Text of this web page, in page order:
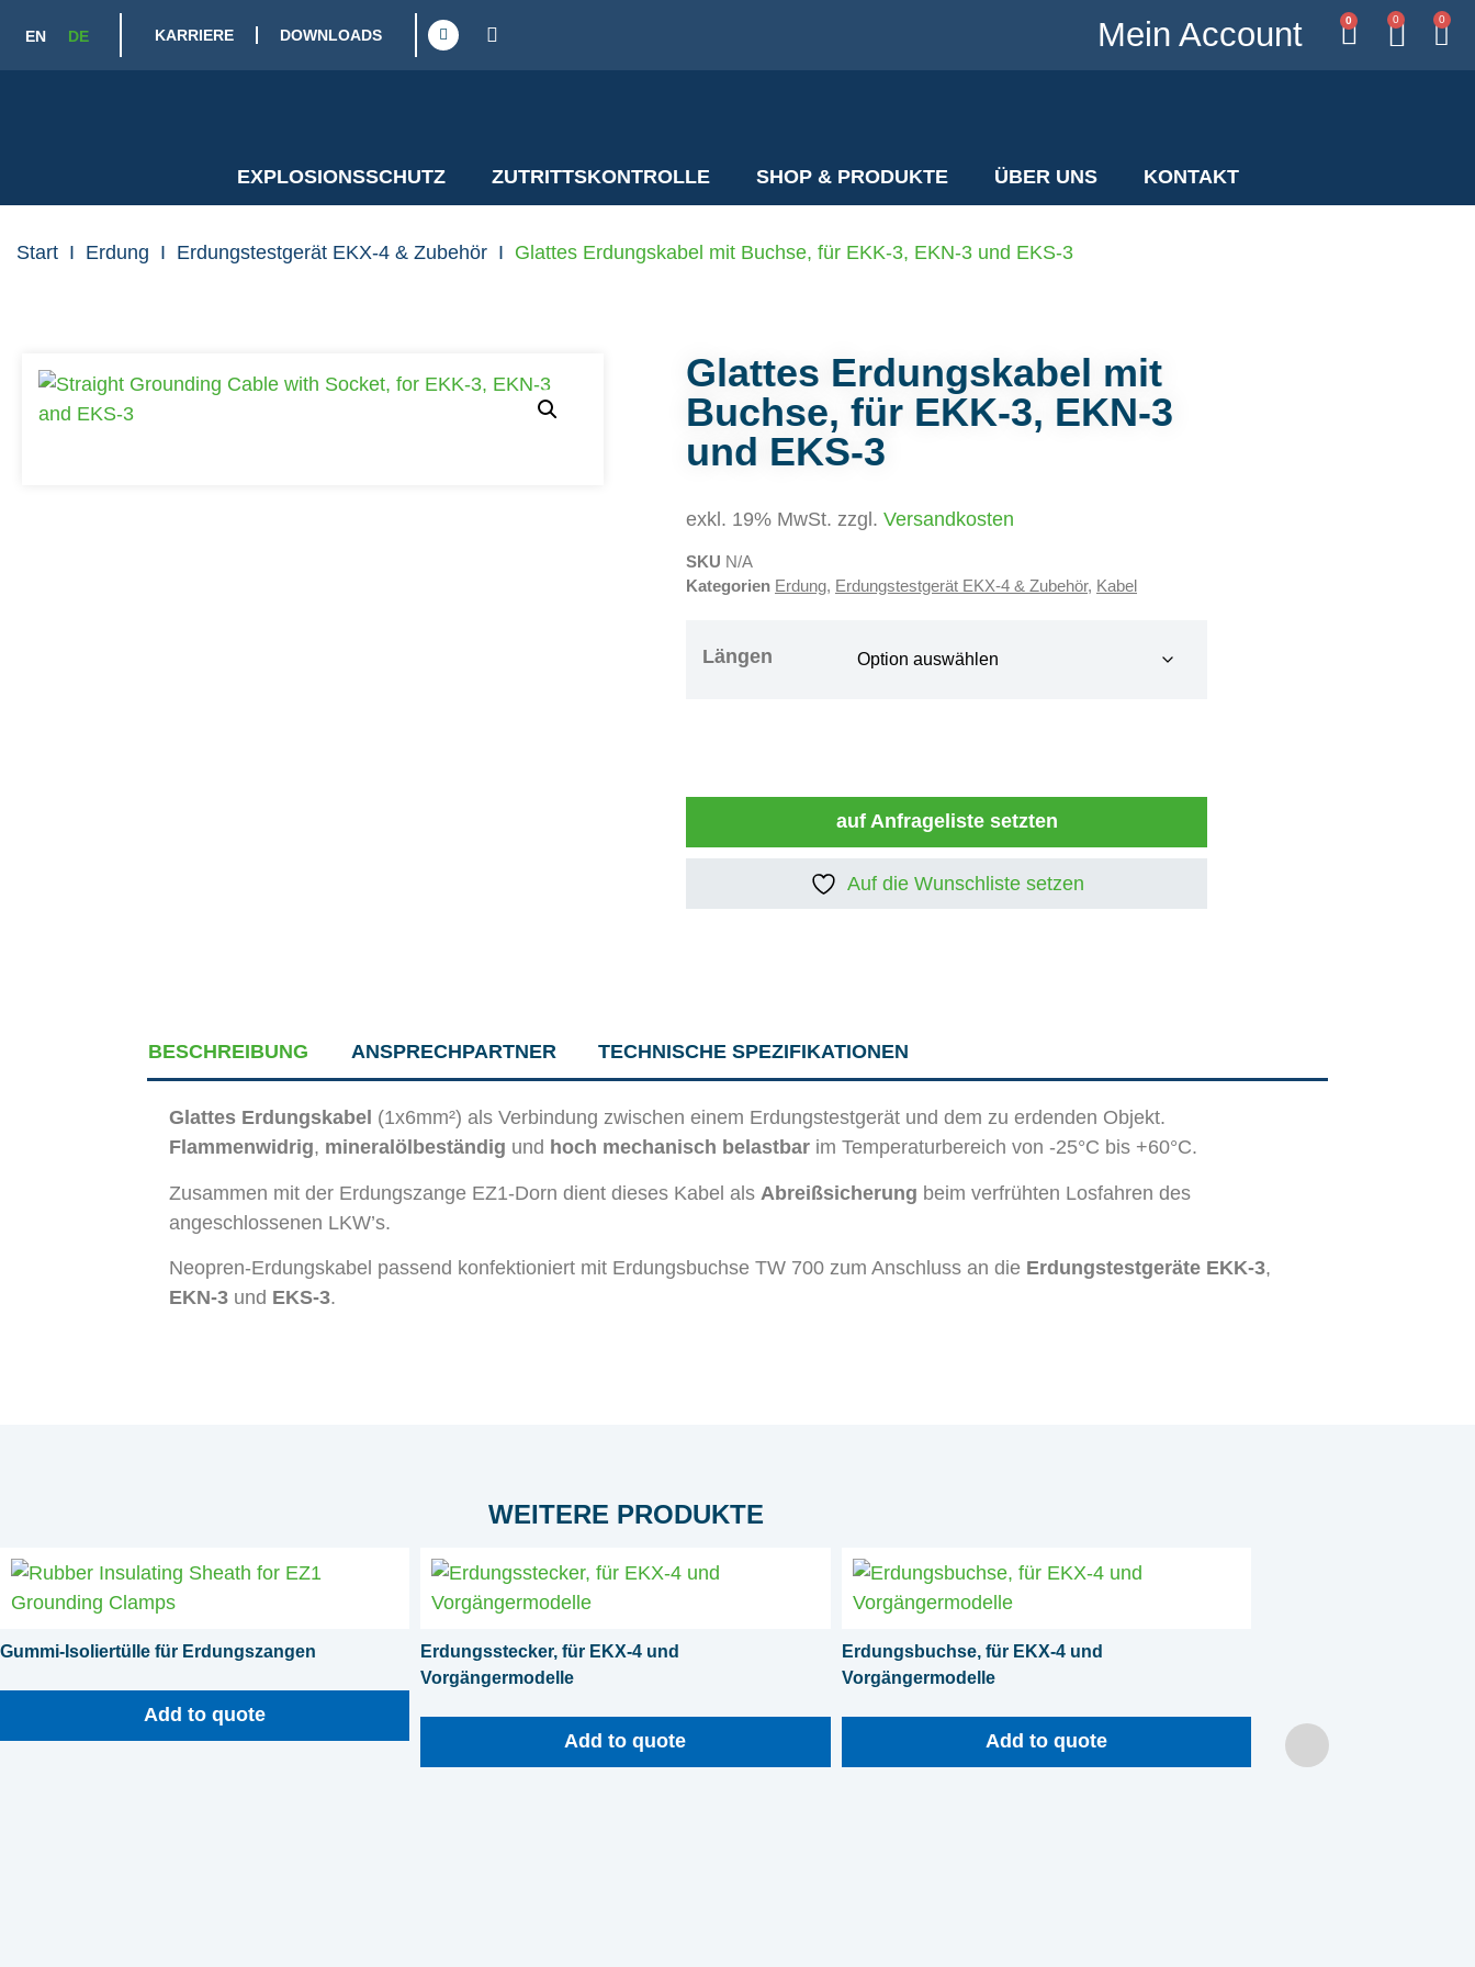
EN DE KARRIERE DOWNLOADS Mein Account 0 0 0
EXPLOSIONSSCHUTZ ZUTRITTSKONTROLLE SHOP & PRODUKTE ÜBER UNS KONTAKT
Start I Erdung I Erdungstestgerät EKX-4 & Zubehör I Glattes Erdungskabel mit Buchse, für EKK-3, EKN-3 und EKS-3
Glattes Erdungskabel mit
Buchse, für EKK-3, EKN-3
und EKS-3
exkl. 19% MwSt. zzgl. Versandkosten
SKU N/A
Kategorien Erdung, Erdungstestgerät EKX-4 & Zubehör, Kabel
Längen
auf Anfrageliste setzten
Auf die Wunschliste setzen
BESCHREIBUNG ANSPRECHPARTNER TECHNISCHE SPEZIFIKATIONEN
Glattes Erdungskabel (1x6mm²) als Verbindung zwischen einem Erdungstestgerät und dem zu erdenden Objekt.
Flammenwidrig, mineralölbeständig und hoch mechanisch belastbar im Temperaturbereich von -25°C bis +60°C.
Zusammen mit der Erdungszange EZ1-Dorn dient dieses Kabel als Abreißsicherung beim verfrühten Losfahren des
angeschlossenen LKW’s.
Neopren-Erdungskabel passend konfektioniert mit Erdungsbuchse TW 700 zum Anschluss an die Erdungstestgeräte EKK-3,
EKN-3 und EKS-3.
WEITERE PRODUKTE
Gummi-Isoliertülle für Erdungszangen
Add to quote
Erdungsstecker, für EKX-4 und
Vorgängermodelle
Add to quote
Erdungsbuchse, für EKX-4 und
Vorgängermodelle
Add to quote